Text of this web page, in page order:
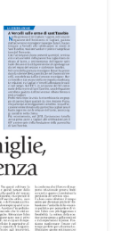
supporto nei
comuni.
favorire
Cristo Re.
che